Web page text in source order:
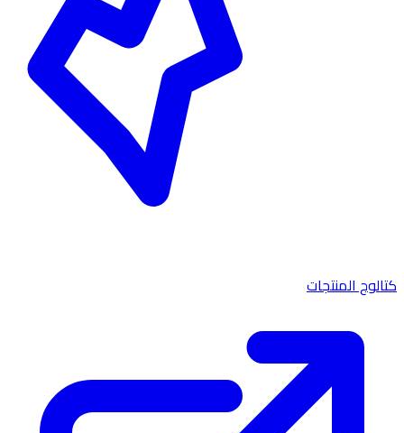
كتالوج المنتجات